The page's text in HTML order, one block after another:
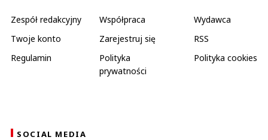
Zespół redakcyjny Współpraca
Wydawca
Twoje konto
Zarejestruj się
RSS
Regulamin
Polityka
prywatności
Polityka cookies
SOCIAL MEDIA